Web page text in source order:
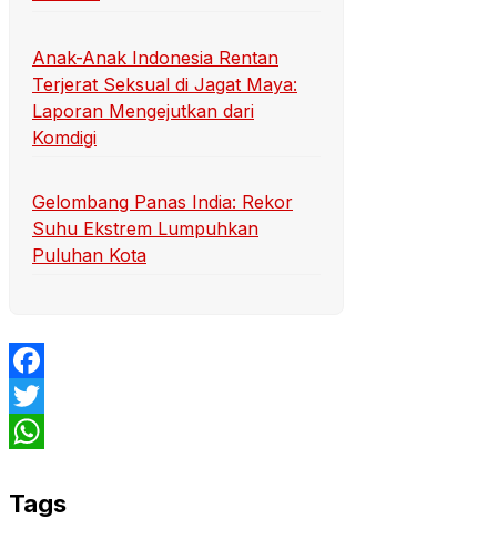
Anak-Anak Indonesia Rentan
Terjerat Seksual di Jagat Maya:
Laporan Mengejutkan dari
Komdigi
Gelombang Panas India: Rekor
Suhu Ekstrem Lumpuhkan
Puluhan Kota
Facebook
Twitter
Tags